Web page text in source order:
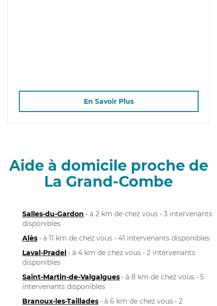
En Savoir Plus
Aide à domicile proche de
La Grand-Combe
Salles-du-Gardon • à 2 km de chez vous • 3 intervenants
disponibles
Alès • à 11 km de chez vous • 41 intervenants disponibles
Laval-Pradel • à 4 km de chez vous • 2 intervenants
disponibles
Saint-Martin-de-Valgalgues • à 8 km de chez vous • 5
intervenants disponibles
Branoux-les-Taillades • à 6 km de chez vous • 2